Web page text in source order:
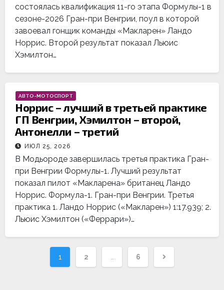
состоялась квалификация 11-го этапа Формулы-1 в
сезоне-2026 Гран-при Венгрии, поул в которой
завоевал гонщик команды «Макларен» Ландо
Норрис. Второй результат показал Льюис
Хэмилтон…
АВТО-МОТОСПОРТ
Норрис – лучший в третьей практике
ГП Венгрии, Хэмилтон – второй,
Антонелли – третий
ИЮЛ 25, 2026
В Модьороде завершилась третья практика Гран-
при Венгрии Формулы-1. Лучший результат
показал пилот «Макларена» британец Ландо
Норрис. Формула-1. Гран-при Венгрии. Третья
практика 1. Ландо Норрис («Макларен») 1:17.939; 2.
Льюис Хэмилтон («Феррари»)…
Навигация
по
1 2 6